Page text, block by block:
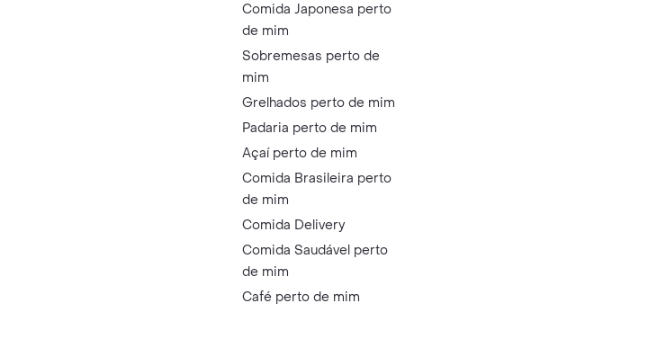
Comida Japonesa perto
de mim
Sobremesas perto de
mim
Grelhados perto de mim
Padaria perto de mim
Açaí perto de mim
Comida Brasileira perto
de mim
Comida Delivery
Comida Saudável perto
de mim
Café perto de mim